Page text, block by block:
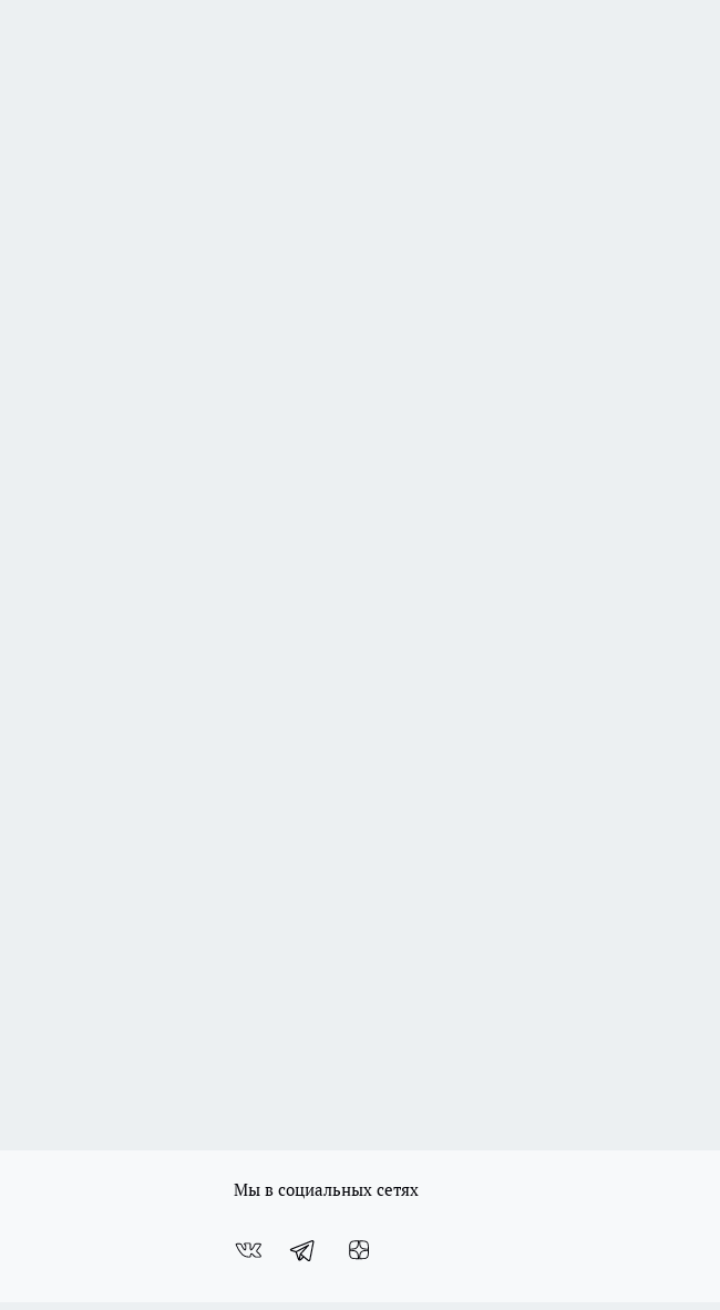
Мы в социальных сетях